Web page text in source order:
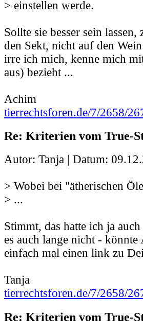
> einstellen werde.
Sollte sie besser sein
den Sekt, nicht auf den
irre ich mich, kenne mich
aus) bezieht ...
Achim
tierrechtsforen.de/7/2658/
Re: Kriterien vom True-
Autor: Tanja | Datum:
> Wobei bei "ätherischen
> ...
Stimmt, das hatte ich ja
es auch lange nicht -
einfach mal einen link zu
Tanja
tierrechtsforen.de/7/2658/
Re: Kriterien vom True-